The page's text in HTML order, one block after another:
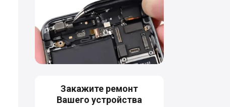
Закажите ремонт
Вашего устройства